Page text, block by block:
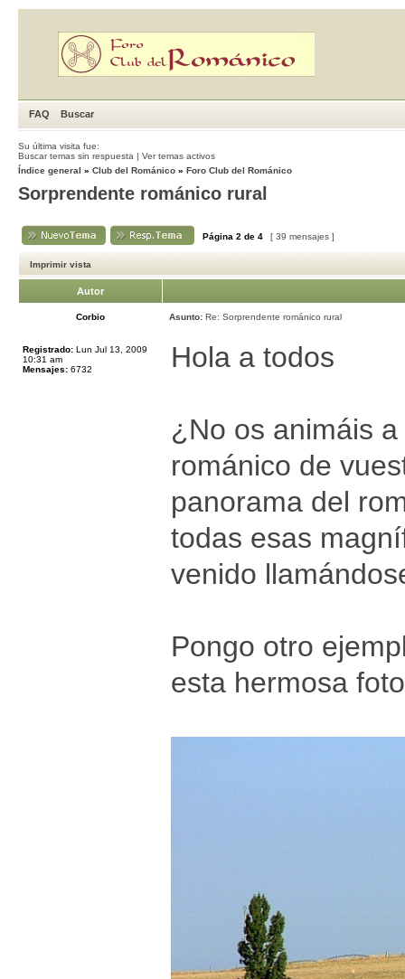
FAQ Buscar
Su última visita fue:
Buscar temas sin respuesta | Ver temas activos
Índice general » Club del Románico » Foro Club del Románico
Sorprendente románico rural
Página 2 de 4 [ 39 mensajes ]
Imprimir vista
Autor
Corbio Asunto: Re: Sorprendente románico rural
Registrado: Lun Jul 13, 2009
10:31 am
Mensajes: 6732 Hola a todos
¿No os animáis
románico de
panorama del
todas esas
venido
Pongo otro
esta hermosa